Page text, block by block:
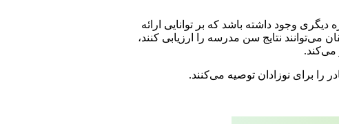
وجود داشته باشد که بر توانایی ارائه
نتایج سن مدرسه را ارزیابی کنند،
می‌کند.
را برای نوزادان توصیه می‌کنند.